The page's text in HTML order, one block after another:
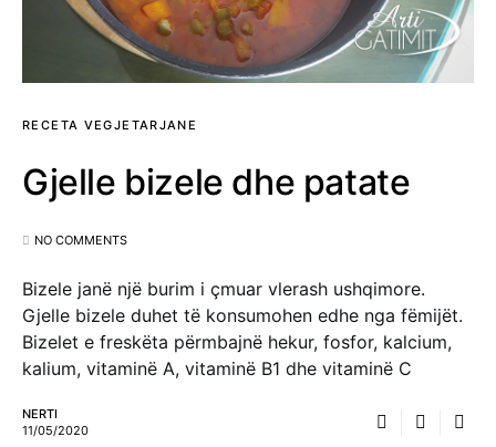
RECETA VEGJETARJANE
Gjelle bizele dhe patate
NO COMMENTS
Bizele janë një burim i çmuar vlerash ushqimore.
Gjelle bizele duhet të konsumohen edhe nga fëmijët.
Bizelet e freskëta përmbajnë hekur, fosfor, kalcium,
kalium, vitaminë A, vitaminë B1 dhe vitaminë C
NERTI
11/05/2020